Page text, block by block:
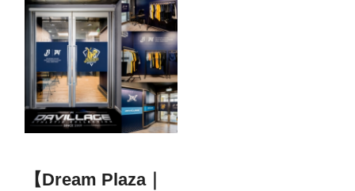
【Dream Plaza｜